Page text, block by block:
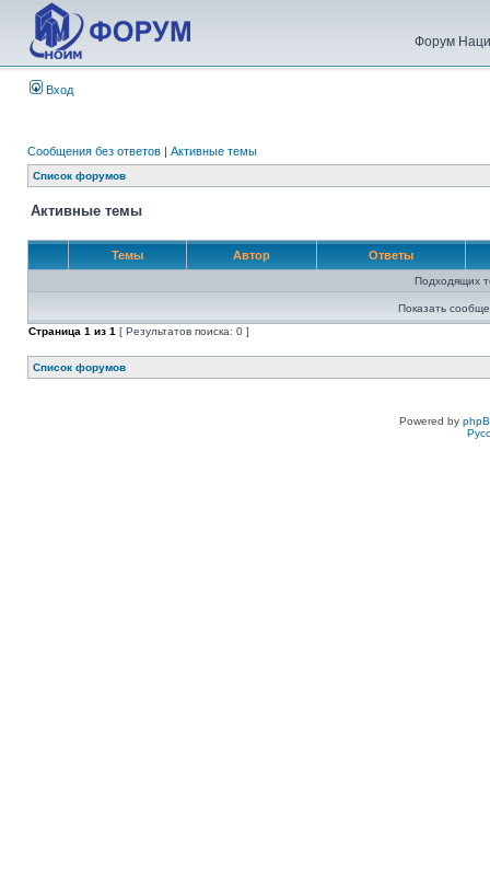
Форум
Вход
Сообщения без ответов | Активные темы
Список форумов
Активные темы
Темы Автор Ответы
Подходящих
Показать
Страница 1 из 1 [ Результатов поиска: 0 ]
Список форумов
Powered by